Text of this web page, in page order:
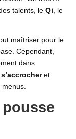
talents, le Qi , le
maîtriser pour le
Cependant,
dans
et